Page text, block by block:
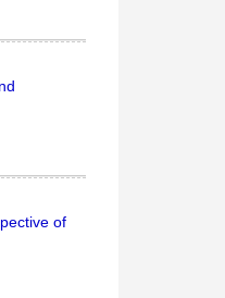
of